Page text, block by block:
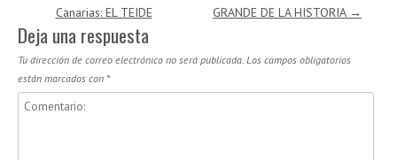
Canarias: EL TEIDE
GRANDE DE LA HISTORIA →
Deja una respuesta
Tu dirección de correo electrónico no será publicada. Los campos obligatorios
están marcados con *